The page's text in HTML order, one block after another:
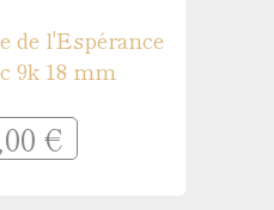
de l'Espérance
9k 18 mm
€